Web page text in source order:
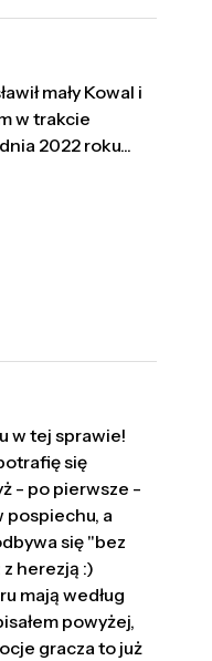
mały Kowal i
w trakcie
2022 roku...
w tej sprawie!
się
- po pierwsze -
pospiechu, a
się "bez
herezją :)
mają według
powyżej,
gracza to już